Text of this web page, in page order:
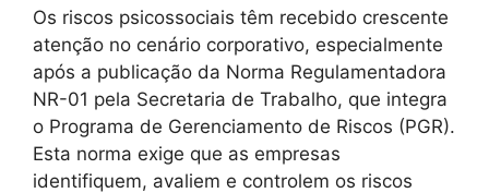
Os riscos psicossociais têm recebido crescente
atenção no cenário corporativo, especialmente
após a publicação da Norma Regulamentadora
NR-01 pela Secretaria de Trabalho, que integra
o Programa de Gerenciamento de Riscos (PGR).
Esta norma exige que as empresas
identifiquem, avaliem e controlem os riscos